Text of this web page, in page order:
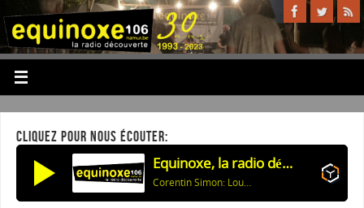
CLIQUEZ POUR NOUS ÉCOUTER:
Equinoxe, la radio découverte
Corentin Simon: Louna